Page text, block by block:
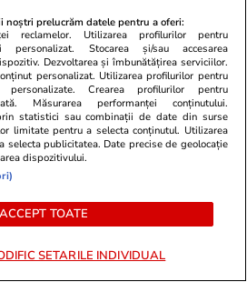
cumpărarea și
în mediul rural
27 iul.
oameni au văzut filmul
Nolan, piratat pe
ca următorul buget al
noștri prelucrăm datele pentru a oferi:
reclamelor. Utilizarea profilurilor pentru
personalizat. Stocarea și/sau accesarea
Dezvoltarea și îmbunătățirea serviciilor.
personalizat. Utilizarea profilurilor pentru
personalizate. Crearea profilurilor pentru
Măsurarea performanței conținutului.
statistici sau combinații de date din surse
limitate pentru a selecta conținutul. Utilizarea
selecta publicitatea. Date precise de geolocație
dispozitivului.
ACCEPT TOATE
SETARILE INDIVIDUAL